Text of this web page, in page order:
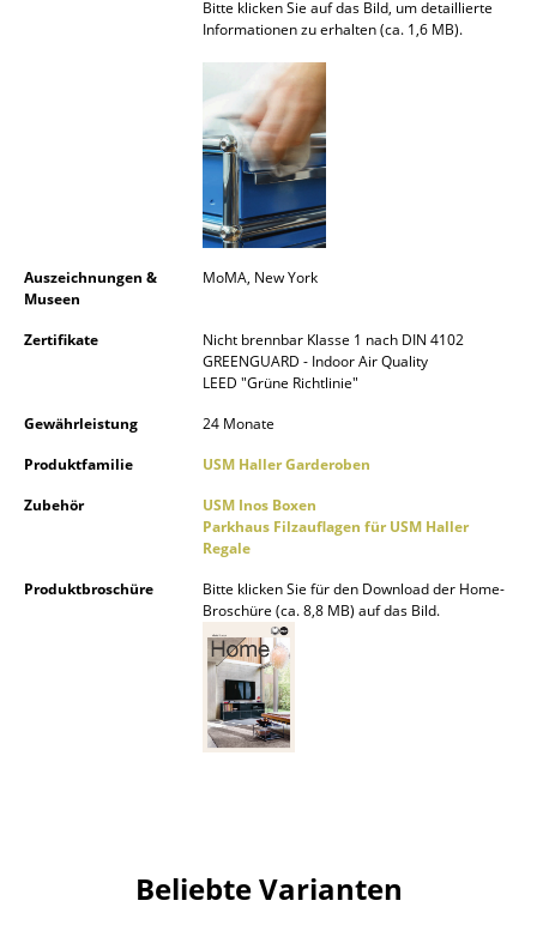
Aufbewahrungsboxen
Teppiche
... alle Accessoires
Räume
Esszimmer
Bitte klicken Sie auf das Bild, um detaillierte
Informationen zu erhalten (ca. 1,6 MB).
Auszeichnungen &
Museen
MoMA, New York
Zertifikate
Nicht brennbar Klasse 1 nach DIN 4102
GREENGUARD - Indoor Air Quality
LEED "Grüne Richtlinie"
Gewährleistung
24 Monate
Produktfamilie
USM Haller Garderoben
Zubehör
USM Inos Boxen
Parkhaus Filzauflagen für USM Haller
Regale
Produktbroschüre
Bitte klicken Sie für den Download der Home-
Broschüre (ca. 8,8 MB) auf das Bild.
Beliebte Varianten